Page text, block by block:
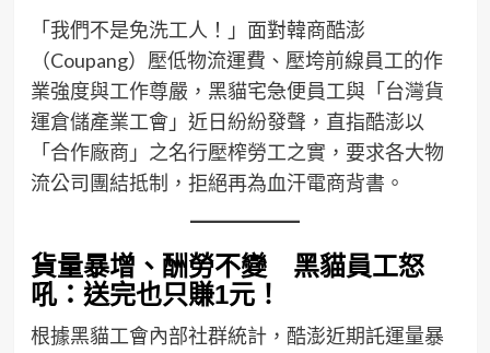
「我們不是免洗工人！」面對韓商酷澎
（Coupang）壓低物流運費、壓垮前線員工的作
業強度與工作尊嚴，黑貓宅急便員工與「台灣貨
運倉儲產業工會」近日紛紛發聲，直指酷澎以
「合作廠商」之名行壓榨勞工之實，要求各大物
流公司團結抵制，拒絕再為血汗電商背書。
貨量暴增、酬勞不變 黑貓員工怒
吼：送完也只賺1元！
根據黑貓工會內部社群統計，酷澎近期託運量暴